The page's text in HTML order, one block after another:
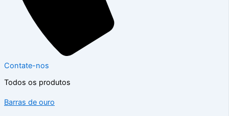
Contate-nos
Todos os produtos
Barras de ouro